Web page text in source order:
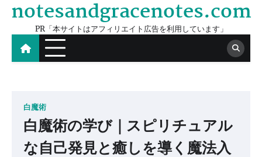
Skip
content
notesandgracenotes.com
PR「本サイトはアフィリエイト広告を利用しています」
白魔術
白魔術の学び｜スピリチュアル
な自己発見と癒しを導く魔法入